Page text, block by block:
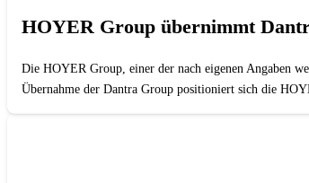
HOYER Group übernimmt
Die HOYER Group, einer der nach eigenen Angaben
Übernahme der Dantra Group positioniert sich die